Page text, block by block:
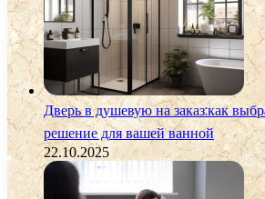
Дверь в душевую на заказ:как
решение для вашей ванной
22.10.2025